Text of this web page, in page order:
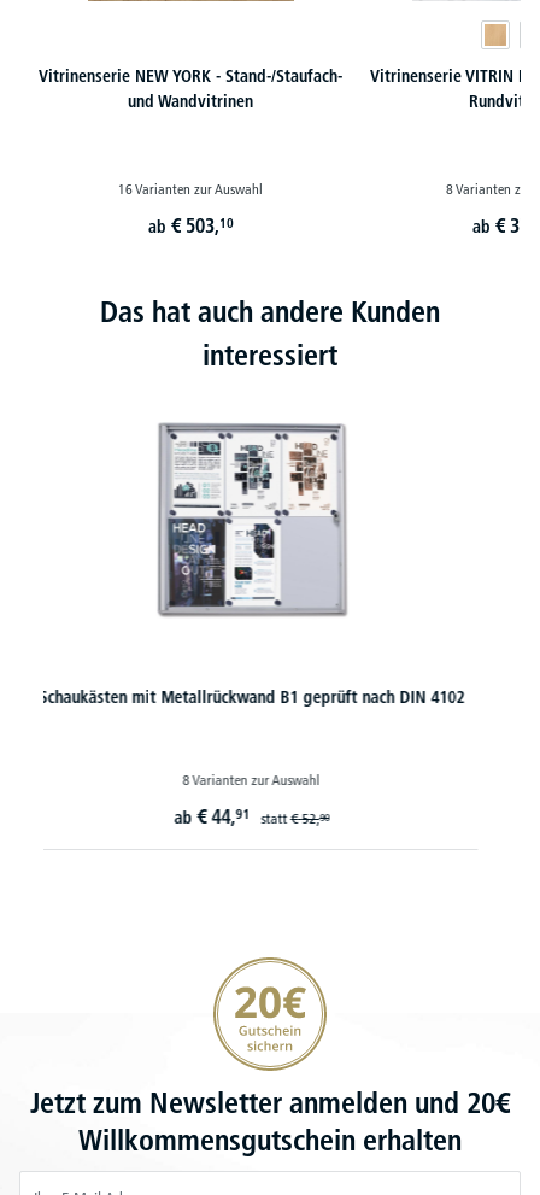
Vitrinenserie NEW YORK - Stand-/Staufach-
und Wandvitrinen
16 Varianten zur Auswahl
ab € 503,10
Vitrinenserie VITRIN D
8 Varianten zur
ab €
Das hat auch andere Kunden
interessiert
Schaukästen mit ESG-Glas - wetterfest für innen & außen
6 Varianten zur Auswahl
ab 206,10
20€ Gutschein sichern
Jetzt zum Newsletter anmelden und 20€
Willkommensgutschein erhalten